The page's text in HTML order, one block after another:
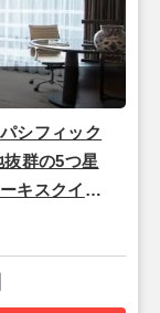
シフィック
群の5つ星
キスクイー